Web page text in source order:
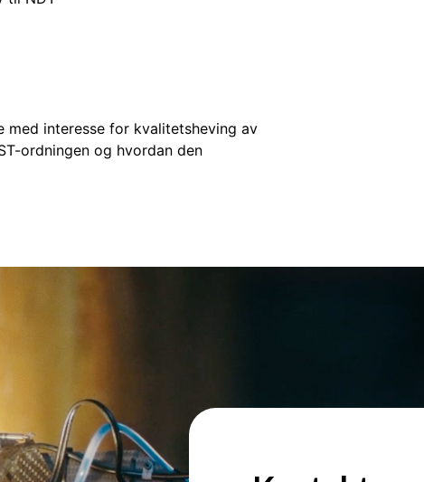
med interesse for kvalitetsheving av
ordningen og hvordan den